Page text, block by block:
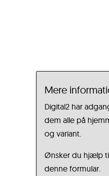
Mere
Digital2 har
dem alle på
og variant.
Ønsker du hjælp
denne formular.